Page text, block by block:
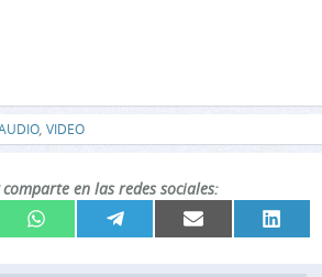
, VIDEO
en las redes sociales:
Compartir
en
WhatsApp Compartir
en
Compartir
en
Email
en